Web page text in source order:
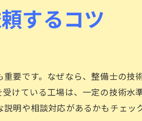
など兵庫県内で車修理を依頼する
ブル時に選ぶべき修理先とは
で信頼される車修理店の見分け方
川や伊丹で評判の車の修理工場
先選びで確認すべきサービス内
するコツ
要です。なぜなら、整備士の
けている工場は、一定の技術
明や相談対応があるかもチェ